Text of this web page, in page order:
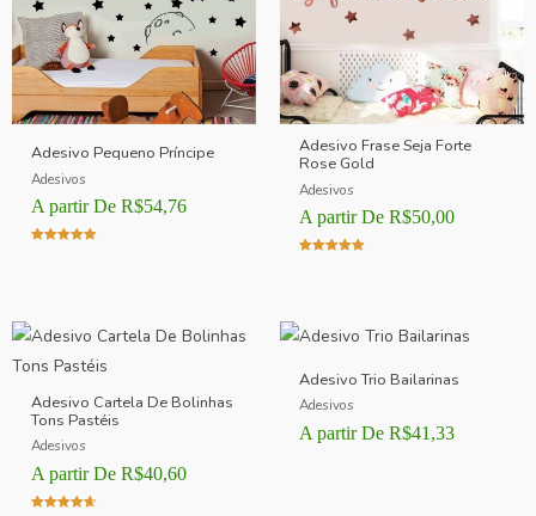
Adesivo Pequeno Príncipe
Adesivos
A partir De R$54,76
Adesivo Frase Seja Forte
Rose Gold
Adesivos
A partir De R$50,00
Adesivo Cartela De Bolinhas
Tons Pastéis
Adesivos
A partir De R$40,60
Adesivo Trio Bailarinas
Adesivos
A partir De R$41,33